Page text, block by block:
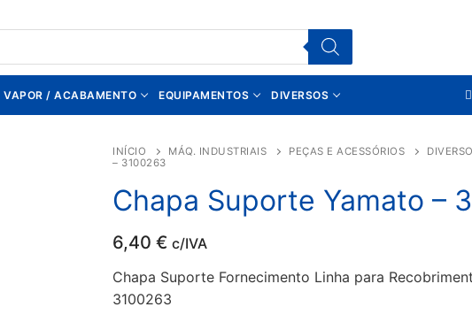
VAPOR / ACABAMENTO EQUIPAMENTOS DIVERSOS
INÍCIO MÁQ. INDUSTRIAIS PEÇAS E ACESSÓRIOS
– 3100263
Chapa Suporte Yamato –
6,40 € c/IVA
Chapa Suporte Fornecimento Linha para
3100263